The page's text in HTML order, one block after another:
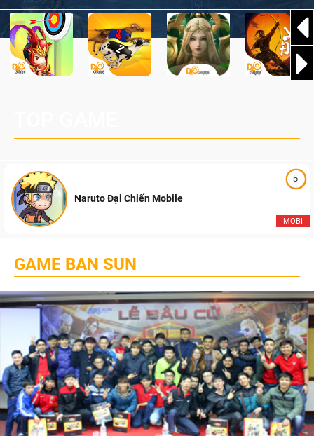
5
MOBI
Naruto Đại Chiến Mobile
GAME BAN SUN